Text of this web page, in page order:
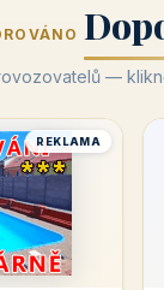
—
REKLAMA